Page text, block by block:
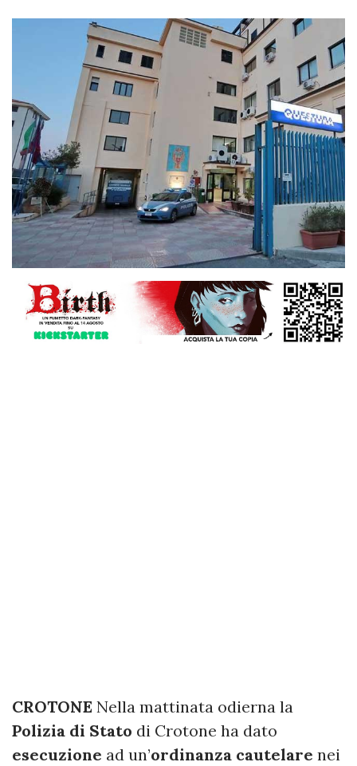
CROTONE Nella mattinata odierna la
Polizia di Stato di Crotone ha dato
esecuzione ad un’ordinanza cautelare nei